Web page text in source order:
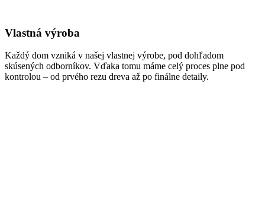
Vlastná výroba
Každý dom vzniká v našej vlastnej výrobe, pod dohľadom
skúsených odborníkov. Vďaka tomu máme celý proces plne pod
kontrolou – od prvého rezu dreva až po finálne detaily.